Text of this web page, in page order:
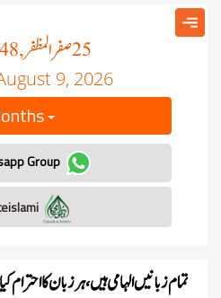
25صفر المظفر, 1448
9, 2026
Join Whatsapp Group
تمام زبانیں الہامی ہیں، ہرزبان کا